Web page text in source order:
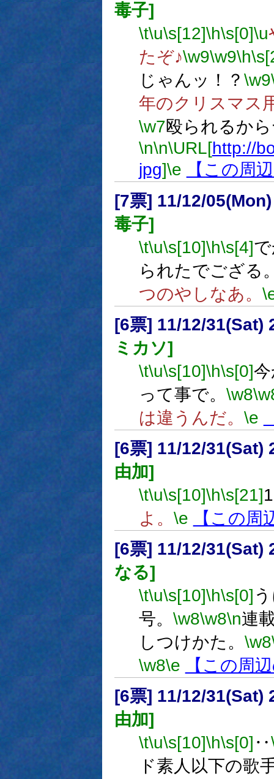
毒子]
\t\u\s[12]\h\s[0]\u
たぞ♪\w9\w9\h
じゃんッ！？ \w9
年のクリスマス
\w7殴られるか
\n\n\URL[http://
jpg]\e
【この周
[7票] 11/12/
毒子]
\t\u\s[10]\h\s[4]
られたでござる
つのやしなあ。
[6票] 11/12/31(Sat)
ミカソ]
\t\u\s[10]\h\s[0]
って事で。 \w8
は違うんだ。 \e
[6票] 11/12/31(Sat)
由加]
\t\u\s[10]\h\s[21]
よ。 \e
【この周
[6票] 11/12/31(Sat)
なる]
\t\u\s[10]\h\s[0]
号。 \w8\w8\n連
しつけかた。 \w8
\w8\e
【この周
[6票] 11/12/31(Sat)
由加]
\t\u\s[10]\h\s[0] ‥
ド素人以下の歌